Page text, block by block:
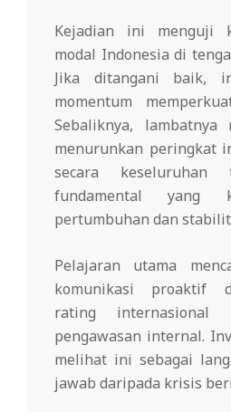
Kejadian ini menguji
modal Indonesia di
Jika ditangani baik,
momentum
Sebaliknya, lambatnya
menurunkan peringkat
secara keseluruhan
fundamental yang
pertumbuhan dan
Pelajaran utama
komunikasi proaktif
rating internasional
pengawasan internal.
melihat ini sebagai
jawab daripada krisis